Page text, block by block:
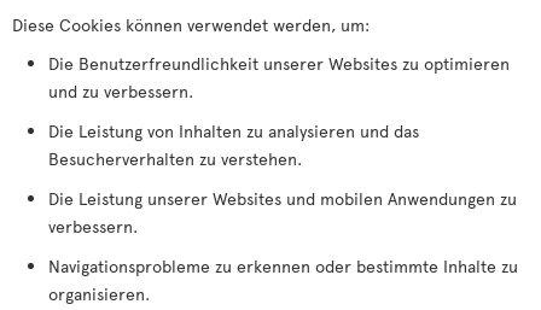
Diese Cookies können verwendet werden, um:
Die Benutzerfreundlichkeit unserer Websites zu optimieren
und zu verbessern.
Die Leistung von Inhalten zu analysieren und das
Besucherverhalten zu verstehen.
Die Leistung unserer Websites und mobilen Anwendungen zu
verbessern.
Navigationsprobleme zu erkennen oder bestimmte Inhalte zu
organisieren.